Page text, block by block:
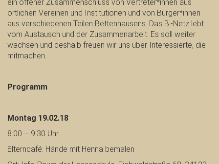
ein offener Zusammenschluss von Vertreter*innen aus
örtlichen Vereinen und Institutionen und von Bürger*innen
aus verschiedenen Teilen Bettenhausens. Das B.-Netz lebt
vom Austausch und der Zusammenarbeit. Es soll weiter
wachsen und deshalb freuen wir uns über Interessierte, die
mitmachen.
Programm
Montag 19.02.18
8:00 – 9:30 Uhr
Elterncafé: Hände mit Henna bemalen